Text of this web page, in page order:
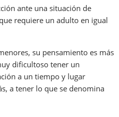
ante una situación de
requiere un adulto en igual
su pensamiento es más
dificultoso tener un
a un tiempo y lugar
a tener lo que se denomina